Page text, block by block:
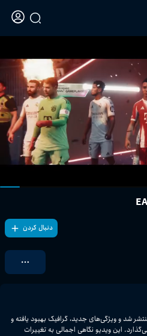
دنبال کردن
تریلر رسمی بازی EA SPORTS FC™ 26 منتشر شد و ویژگی‌های جدید، گرافیک بهبود یافته و
مکانیک‌های پیشرفته فوتبال را به نمایش می‌گذارد. این ویدیو نگاهی اجمالی به تغییرات